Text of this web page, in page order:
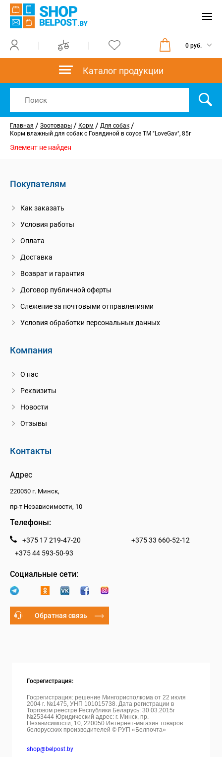
0 руб.
Каталог продукции
Главная / Зоотовары / Корм / Для собак /
Корм влажный для собак с Говядиной в соусе ТМ "LoveGav", 85г
Элемент не найден
Покупателям
Как заказать
Условия работы
Оплата
Доставка
Возврат и гарантия
Договор публичной оферты
Слежение за почтовыми отправлениями
Условия обработки персональных данных
Компания
О нас
Реквизиты
Новости
Отзывы
Контакты
Адрес
220050 г. Минск,
пр-т Независимости, 10
Телефоны:
+375 17 219-47-20
+375 33 660-52-12
+375 44 593-50-93
Социальные сети:
Обратная связь
Госрегистрация:
Госрегистрация: решение Мингорисполкома от 22 июля
2004 г. №1475, УНП 101015738. Дата регистрации в
Торговом реестре Республики Беларусь: 30.03.2015г
№253444 Юридический адрес: г. Минск, пр.
Независимости, 10, 220050 Интернет-магазин товаров
белорусских производителей © РУП «Белпочта»
shop@belpost.by